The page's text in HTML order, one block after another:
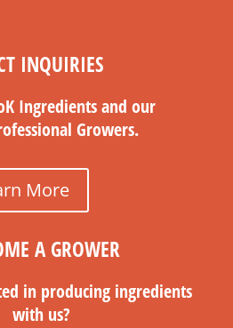
INQUIRIES
Ingredients and our
Growers.
More
A GROWER
in producing ingredients
with us?